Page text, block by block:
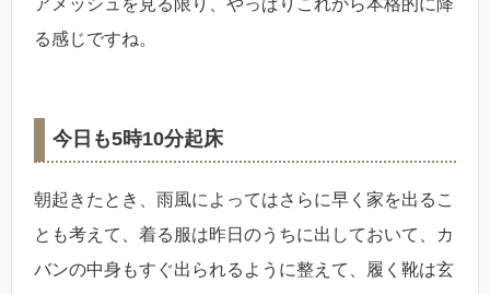
アメッシュを見る限り、やっぱりこれから本格的に降
る感じですね。
今日も5時10分起床
朝起きたとき、雨風によってはさらに早く家を出るこ
とも考えて、着る服は昨日のうちに出しておいて、カ
バンの中身もすぐ出られるように整えて、履く靴は玄